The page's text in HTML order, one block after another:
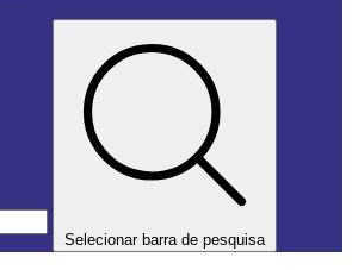
Selecionar barra de pesquisa